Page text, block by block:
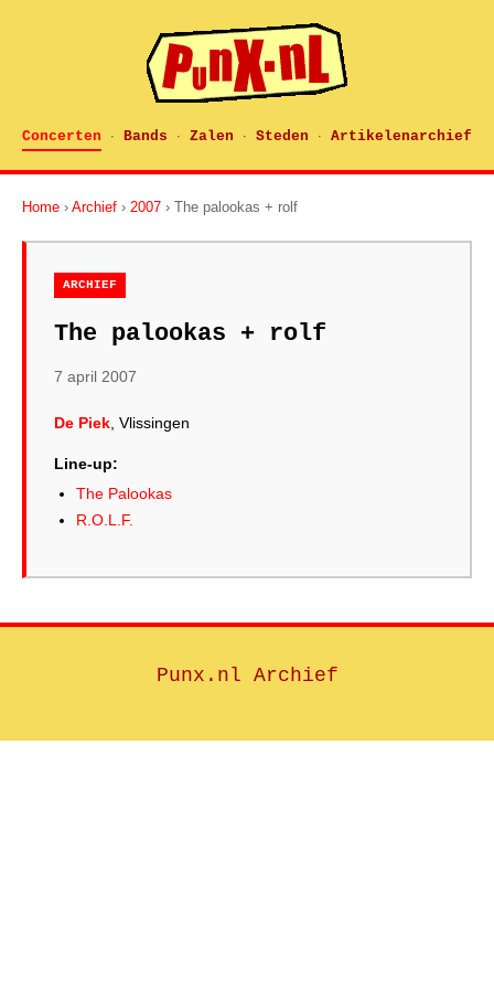
Concerten · Bands · Zalen · Steden · Artikelenarchief
Home › Archief › 2007 › The palookas + rolf
ARCHIEF
The palookas + rolf
7 april 2007
De Piek , Vlissingen
Line-up:
The Palookas
R.O.L.F.
Punx.nl Archief